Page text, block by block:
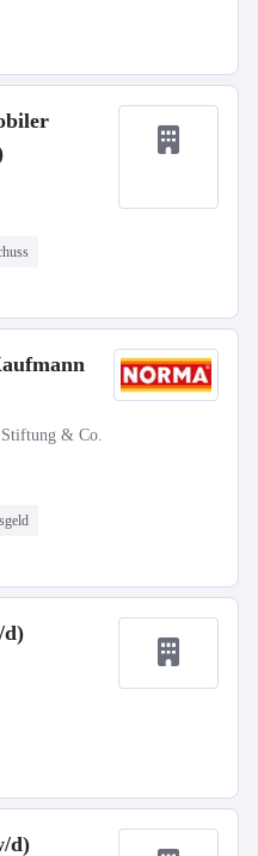
& Co.
d)
d)